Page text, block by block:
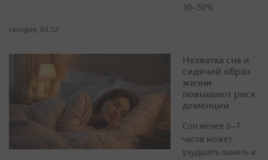
30–50%
сегодня, 04:32
Нехватка сна и
сидячий образ
жизни
повышают риск
деменции
Сон менее 6–7
часов может
ухудшить память и